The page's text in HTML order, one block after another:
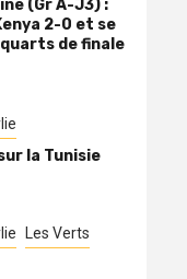
(Gr A-J3) :
2-0 et se
de finale
la Tunisie
Les Verts